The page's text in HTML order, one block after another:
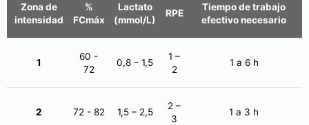
Zona de
intensidad
%
FCmáx
Lactato
(mmol/L)
RPE
Tiempo de trabajo
efectivo necesario
1
60 -
72
0,8 – 1,5
1 –
2
1 a 6 h
2 72 - 82 1,5 – 2,5
2 –
3
1 a 3 h